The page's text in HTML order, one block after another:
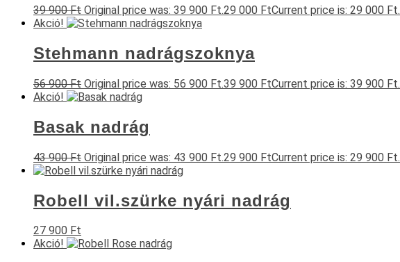
39 900Ft Original price was: 39 900 Ft.29 000 FtCurrent price is: 29 000 Ft.
Akció!
Stehmann nadrágszoknya
56 900Ft Original price was: 56 900 Ft.39 900 FtCurrent price is: 39 900 Ft.
Akció!
Basak nadrág
43 900Ft Original price was: 43 900 Ft.29 900 FtCurrent price is: 29 900 Ft.
Robell vil.szürke nyári nadrág
27 900 Ft
Akció!